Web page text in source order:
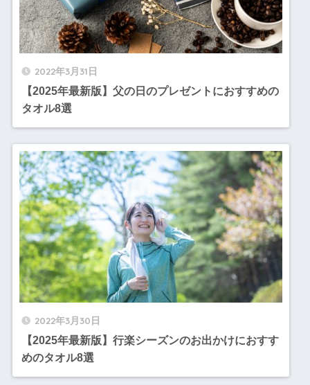
2022年3月31日
【2025年最新版】父の日のプレゼントにおすすめの
タオル8選
2022年3月30日
【2025年最新版】行楽シーズンのお出かけにおすす
めのタオル8選